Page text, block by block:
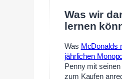
Was wir
lernen
Was McDonalds
jährlichen
Penny mit
zum Kaufen